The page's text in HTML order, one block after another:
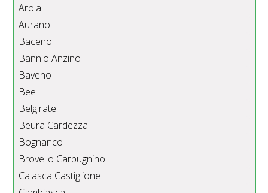
Arola
Aurano
Baceno
Bannio Anzino
Baveno
Bee
Belgirate
Beura Cardezza
Bognanco
Brovello Carpugnino
Calasca Castiglione